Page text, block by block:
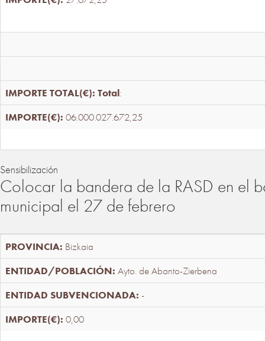
Total:
06.000.027.672,25
Sensibilización
Colocar la bandera de la RASD en el
municipal el 27 de febrero
Bizkaia
Ayto. de Abanto-Zierbena
-
0,00